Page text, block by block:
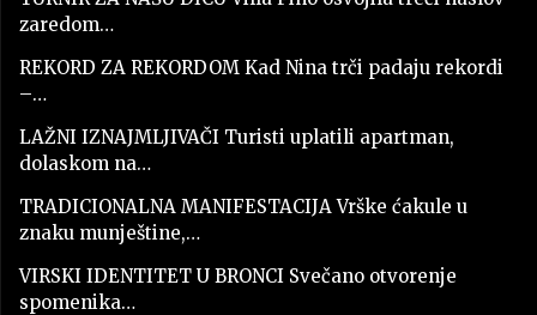
zaredom…
REKORD ZA REKORDOM Kad Nina trči padaju rekordi
–…
LAŽNI IZNAJMLJIVAČI Turisti uplatili apartman,
dolaskom na…
TRADICIONALNA MANIFESTACIJA Vrške ćakule u
znaku munještine,…
VIRSKI IDENTITET U BRONCI Svečano otvorenje
spomenika…